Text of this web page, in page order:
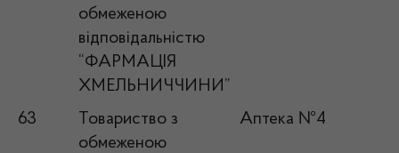
обмеженою
відповідальністю
“ФАРМАЦІЯ
ХМЕЛЬНИЧЧИНИ”
63
Товариство з
обмеженою
Аптека №4